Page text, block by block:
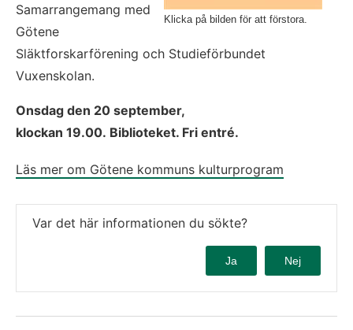
Klicka på bilden för att förstora.
Samarrangemang med
Götene
Släktforskarförening och Studieförbundet
Vuxenskolan.
Onsdag den 20 september,
klockan 19.00. Biblioteket. Fri entré.
Läs mer om Götene kommuns kulturprogram
Var det här informationen du sökte?
Ja Nej